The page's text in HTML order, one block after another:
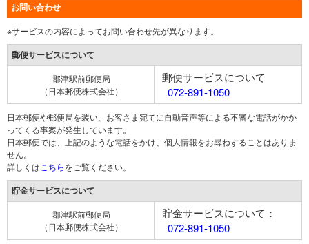
お問い合わせ
※サービスの内容によってお問い合わせ先が異なります。
郵便サービスについて
郡津駅前郵便局
（日本郵便株式会社）
郵便サービスについて
072-891-1050
日本郵便や郵便局を装い、お客さま宛てに自動音声等による不審な電話がかか
ってくる事案が発生しています。
日本郵便では、上記のような電話をかけ、個人情報をお尋ねすることはありま
せん。
詳しくは こちらをご覧ください。
貯金サービスについて
郡津駅前郵便局
（日本郵便株式会社）
貯金サービスについて：
072-891-1050